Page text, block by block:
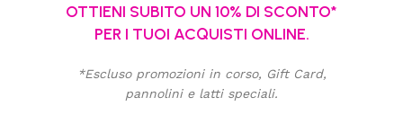
OTTIENI SUBITO UN 10% DI SCONTO*
PER I TUOI ACQUISTI ONLINE.
*Escluso promozioni in corso, Gift Card,
pannolini e latti speciali.